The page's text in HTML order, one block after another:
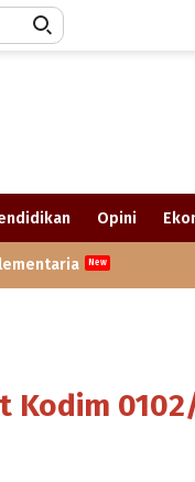
Opini
Kodim